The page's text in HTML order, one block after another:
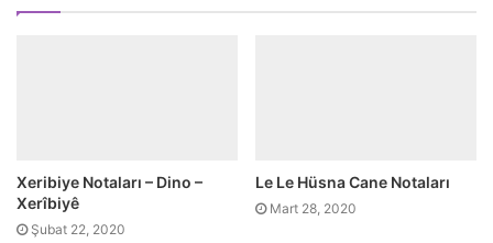
Xeribiye Notaları – Dino –
Xerîbiyê
Şubat 22, 2020
Le Le Hüsna Cane Notaları
Mart 28, 2020